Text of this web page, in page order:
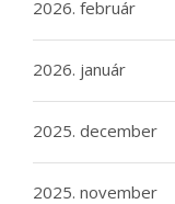
2026. február
2026. január
2025. december
2025. november